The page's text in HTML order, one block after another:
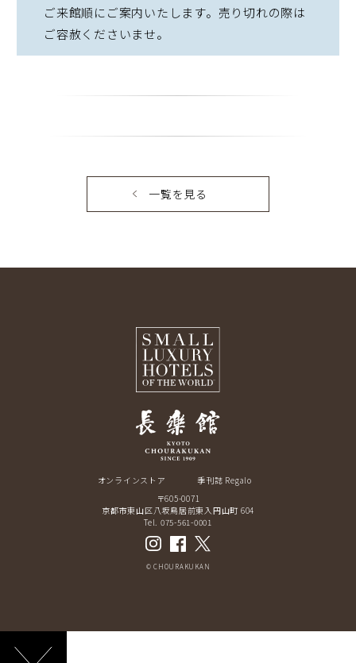
ご来館順にご案内いたします。売り切れの際は
ご容赦くださいませ。
一覧を見る
オンラインストア
季刊誌 Regalo
〒605-0071
京都市東山区八坂鳥居前東入円山町 604
Tel. 075-561-0001
© CHOURAKUKAN